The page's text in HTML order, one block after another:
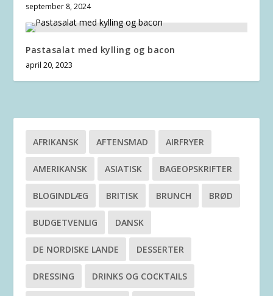
september 8, 2024
Pastasalat med kylling og bacon
april 20, 2023
AFRIKANSK AFTENSMAD AIRFRYER
AMERIKANSK ASIATISK BAGEOPSKRIFTER
BLOGINDLÆG BRITISK BRUNCH BRØD
BUDGETVENLIG DANSK
DE NORDISKE LANDE DESSERTER
DRESSING DRINKS OG COCKTAILS